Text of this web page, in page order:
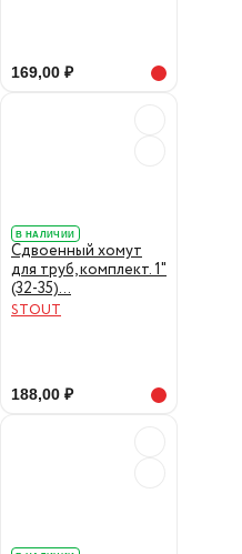
169,00 ₽
В НАЛИЧИИ
Сдвоенный хомут
для труб, комплект. 1"
(32-35)...
STOUT
188,00 ₽